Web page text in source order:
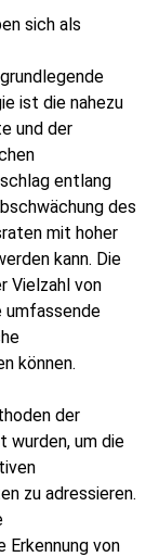
sich als
ist die nahezu
und der
entlang
des
mit hoher
kann. Die
Vielzahl von
umfassende
können.
der
wurden, um die
zu adressieren.
Erkennung von